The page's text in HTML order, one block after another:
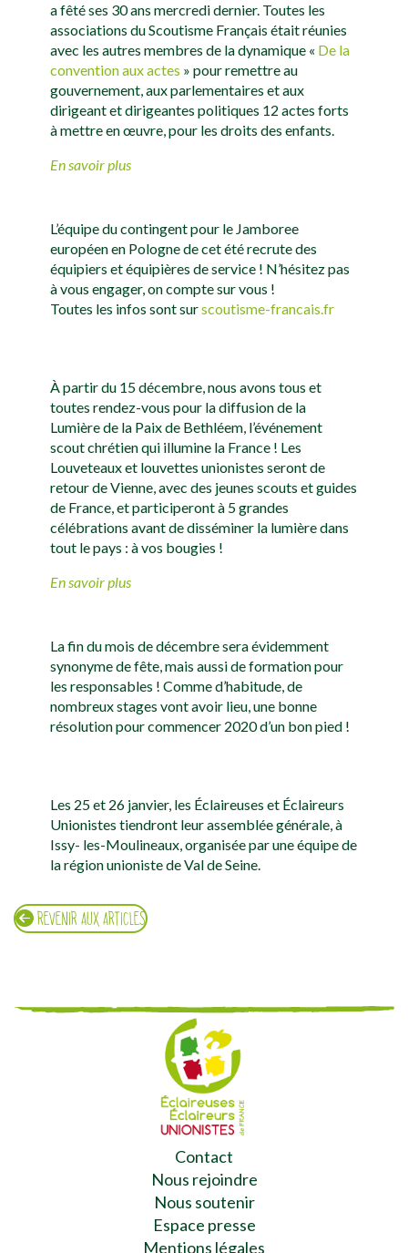
a fêté ses 30 ans mercredi dernier. Toutes les
associations du Scoutisme Français était réunies
avec les autres membres de la dynamique « De la
convention aux actes » pour remettre au
gouvernement, aux parlementaires et aux
dirigeant et dirigeantes politiques 12 actes forts
à mettre en œuvre, pour les droits des enfants.
En savoir plus
L’équipe du contingent pour le Jamboree
européen en Pologne de cet été recrute des
équipiers et équipières de service ! N’hésitez pas
à vous engager, on compte sur vous !
Toutes les infos sont surscoutisme-francais.fr
À partir du 15 décembre, nous avons tous et
toutes rendez-vous pour la diffusion de la
Lumière de la Paix de Bethléem, l’événement
scout chrétien qui illumine la France ! Les
Louveteaux et louvettes unionistes seront de
retour de Vienne, avec des jeunes scouts et guides
de France, et participeront à 5 grandes
célébrations avant de disséminer la lumière dans
tout le pays : à vos bougies !
En savoir plus
La fin du mois de décembre sera évidemment
synonyme de fête, mais aussi de formation pour
les responsables ! Comme d’habitude, de
nombreux stages vont avoir lieu, une bonne
résolution pour commencer 2020 d’un bon pied !
Les 25 et 26 janvier, les Éclaireuses et Éclaireurs
Unionistes tiendront leur assemblée générale, à
Issy- les-Moulineaux, organisée par une équipe de
la région unioniste de Val de Seine.
REVENIR AUX ARTICLES
Contact
Nous rejoindre
Nous soutenir
Espace presse
Mentions légales